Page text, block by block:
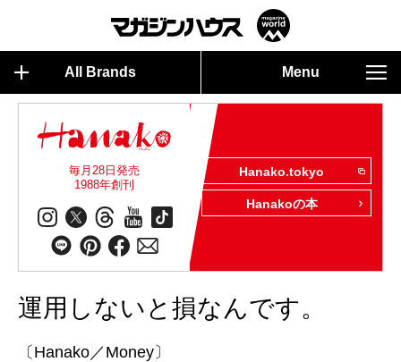
All Brands Menu
毎月28日発売
1988年創刊
Hanako.tokyo
Hanakoの本
運用しないと損なんです。
〔Hanako／Money〕